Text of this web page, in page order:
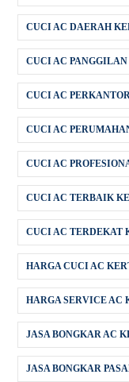
CUCI AC DAERAH
CUCI AC
CUCI AC
CUCI AC
CUCI AC
CUCI AC TERBAIK
CUCI AC TERDEKAT
HARGA CUCI AC
HARGA SERVICE AC
JASA BONGKAR AC
JASA BONGKAR